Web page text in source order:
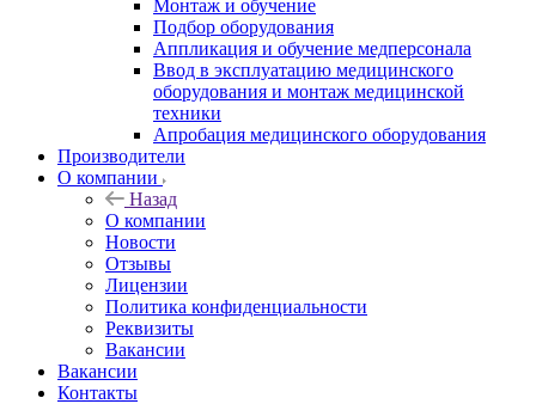
Монтаж и обучение
Подбор оборудования
Аппликация и обучение медперсонала
Ввод в эксплуатацию медицинского
оборудования и монтаж медицинской
техники
Апробация медицинского оборудования
Производители
О компании
Назад
О компании
Новости
Отзывы
Лицензии
Политика конфиденциальности
Реквизиты
Вакансии
Вакансии
Контакты